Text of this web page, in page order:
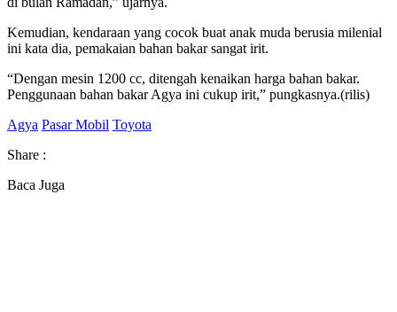
Kemudian, kendaraan yang cocok buat anak muda berusia milenial
ini kata dia, pemakaian bahan bakar sangat irit.
“Dengan mesin 1200 cc, ditengah kenaikan harga bahan bakar.
Penggunaan bahan bakar Agya ini cukup irit,” pungkasnya.(rilis)
Agya Pasar Mobil Toyota
Share :
Baca Juga